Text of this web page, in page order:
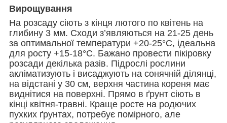
Вирощування
На розсаду сіють з кінця лютого по квітень на
глибину 3 мм. Сходи з’являються на 21-25 день
за оптимальної температури +20-25°С, ідеальна
для росту +15-18°С. Бажано провести пікіровку
розсади декілька разів. Підрослі рослини
акліматизують і висаджують на сонячній ділянці,
на відстані у 30 см, верхня частина кореня має
виднітися на поверхні. Прямо в ґрунт сіють в
кінці квітня-травні. Краще росте на родючих
пухких ґрунтах, потребує помірного, але